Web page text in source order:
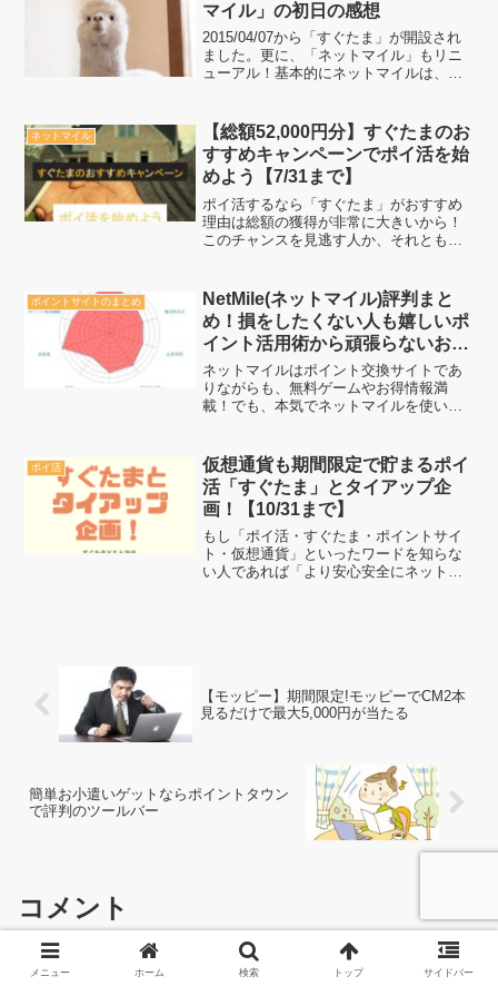
マイル」の初日の感想
2015/04/07から「すぐたま」が開設され
ました。更に、「ネットマイル」もリニ
ューアル！基本的にネットマイルは、ポ
して分離ですねネットマイルとすぐたま
の攻略まとめ情...
ネットマイル
【総額52,000円分】すぐたまのお
すすめキャンペーンでポイ活を始
めよう【7/31まで】
ポイ活するなら「すぐたま」がおすすめ
理由は総額の獲得が非常に大きいから！
このチャンスを見逃す人か、それともチ
まのキャンペーンを見逃さない事です」
そうする事で総額分のポイ...
ポイントサイトのまとめ
NetMile(ネットマイル)評判まと
め！損をしたくない人も嬉しいポ
イント活用術から頑張らないお小
遣い稼ぎ
ネットマイルはポイント交換サイトであ
りながらも、無料ゲームやお得情報満
載！でも、本気でネットマイルを使いこ
使いこなしていきましょう。
ポイ活
仮想通貨も期間限定で貯まるポイ
活「すぐたま」とタイアップ企
画！【10/31まで】
もし「ポイ活・すぐたま・ポイントサイ
ト・仮想通貨」といったワードを知らな
い人であれば「より安心安全にネット収
【モッピー】期間限定!モッピーでCM2本
見るだけで最大5,000円が当たる
簡単お小遣いゲットならポイントタウン
で評判のツールバー
コメント
コメントを書き込む
メニュー ホーム 検索 トップ サイドバー